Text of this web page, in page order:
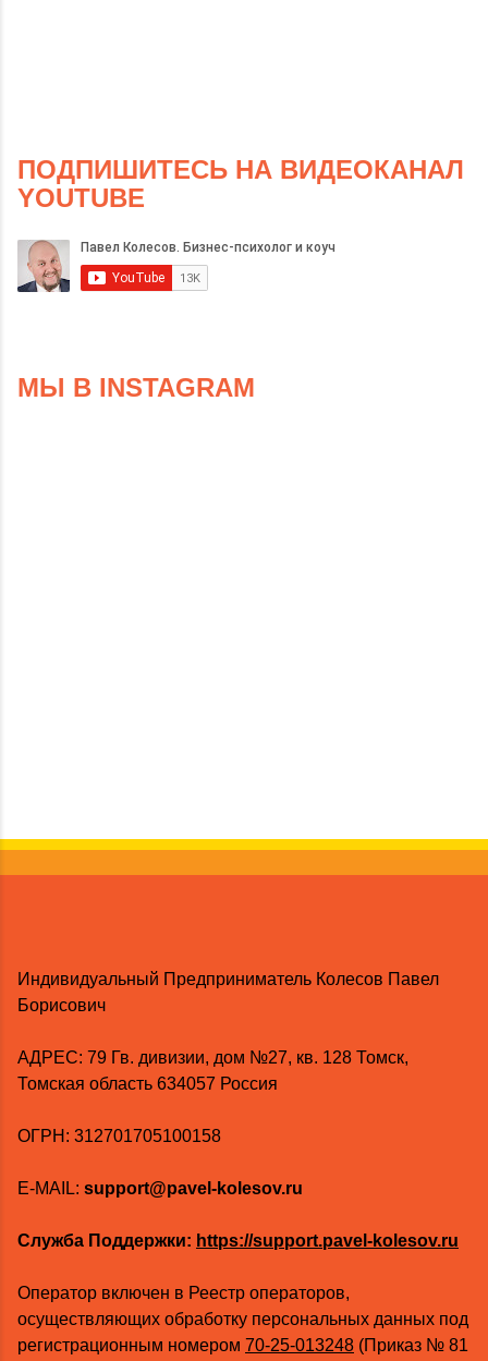
ПОДПИШИТЕСЬ НА ВИДЕОКАНАЛ
YOUTUBE
МЫ В INSTAGRAM
Индивидуальный Предприниматель Колесов Павел
Борисович
AДРЕС: 79 Гв. дивизии, дом №27, кв. 128 Томск,
Томская область 634057 Россия
ОГРН: 312701705100158
E-MAIL: support@pavel-kolesov.ru
Служба Поддержки: https://support.pavel-kolesov.ru
Оператор включен в Реестр операторов,
осуществляющих обработку персональных данных под
регистрационным номером 70-25-013248 (Приказ № 81